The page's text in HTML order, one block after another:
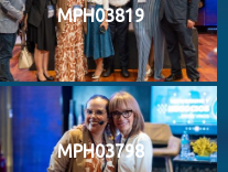
MPH03819
MPH03798